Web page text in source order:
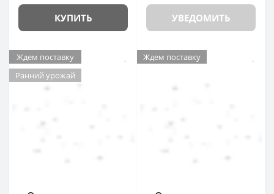
КУПИТЬ УВЕДОМИТЬ
Ждем поставку
Ранний урожай
Ждем поставку